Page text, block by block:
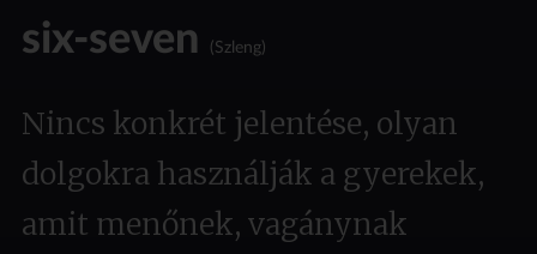
six-seven (Szleng)
Nincs konkrét jelentése, olyan
dolgokra használják a gyerekek,
amit menőnek, vagánynak